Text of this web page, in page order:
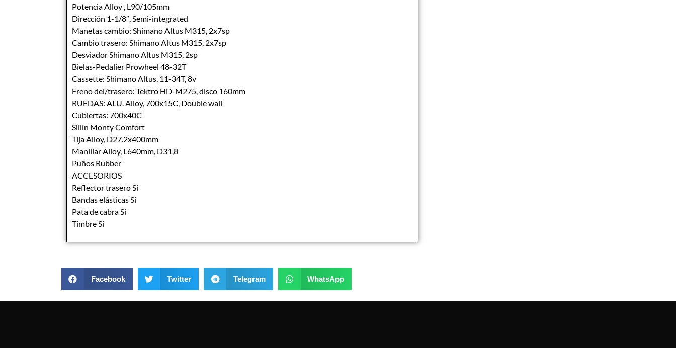
Potencia Alloy , L90/105mm
Dirección 1-1/8″, Semi-integrated
Manetas cambio: Shimano Altus M315, 2x7sp
Cambio trasero: Shimano Altus M315, 2x7sp
Desviador Shimano Altus M315, 2sp
Bielas-Pedalier Prowheel 48-32T
Cassette: Shimano Altus, 11-34T, 8v
Freno del/trasero: Tektro HD-M275, disco 160mm
RUEDAS: ALU. Alloy, 700x15C, Double wall
Cubiertas: 700x40C
Sillín Monty Comfort
Tija Alloy, D27.2x400mm
Manillar Alloy, L640mm, D31,8
Puños Rubber
ACCESORIOS
Reflector trasero Si
Bandas elásticas Si
Pata de cabra Si
Timbre Si
Facebook Twitter Telegram WhatsApp